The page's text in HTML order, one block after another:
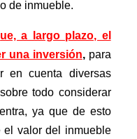
de inmueble.
a largo plazo, el
una inversión, para
en cuenta diversas
todo considerar
ya que de esto
el valor del inmueble